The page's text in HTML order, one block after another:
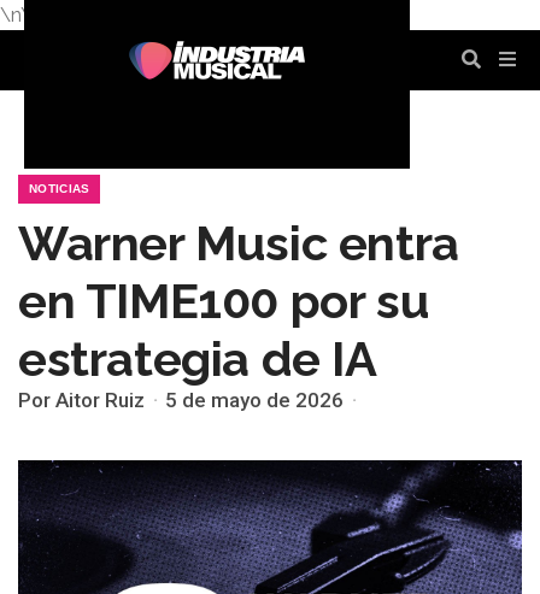
\n\n
NOTICIAS
Warner Music entra
en TIME100 por su
estrategia de IA
Por Aitor Ruiz 5 de mayo de 2026